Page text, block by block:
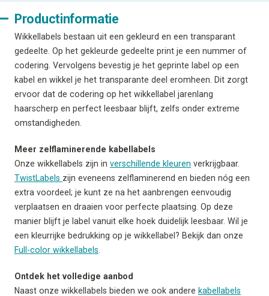
Productinformatie
Wikkellabels bestaan uit een gekleurd en een transparant
gedeelte. Op het gekleurde gedeelte print je een nummer of
codering. Vervolgens bevestig je het geprinte label op een
kabel en wikkel je het transparante deel eromheen. Dit zorgt
ervoor dat de codering op het wikkellabel jarenlang
haarscherp en perfect leesbaar blijft, zelfs onder extreme
omstandigheden.
Meer zelflaminerende kabellabels
Onze wikkellabels zijn in verschillende kleuren verkrijgbaar.
TwistLabels zijn eveneens zelflaminerend en bieden nóg een
extra voordeel; je kunt ze na het aanbrengen eenvoudig
verplaatsen en draaien voor perfecte plaatsing. Op deze
manier blijft je label vanuit elke hoek duidelijk leesbaar. Wil je
een kleurrijke bedrukking op je wikkellabel? Bekijk dan onze
Full-color wikkellabels
Ontdek het volledige aanbod
Naast onze wikkellabels bieden we ook andere kabellabels